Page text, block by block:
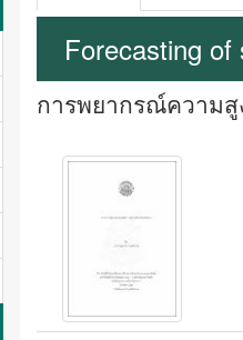
Forecasting
การพยากรณ์ความสู